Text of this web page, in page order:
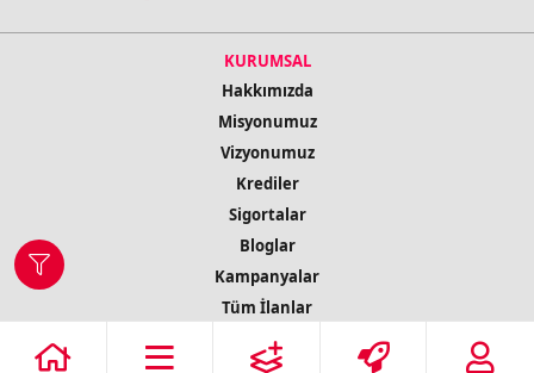
KURUMSAL
Hakkımızda
Misyonumuz
Vizyonumuz
Krediler
Sigortalar
Bloglar
Kampanyalar
Tüm İlanlar
İletişim Bilgileri